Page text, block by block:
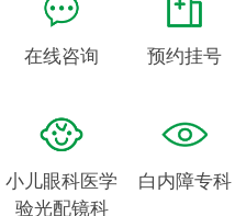
在线咨询 预约挂号
小儿眼科医学
验光配镜科
白内障专科